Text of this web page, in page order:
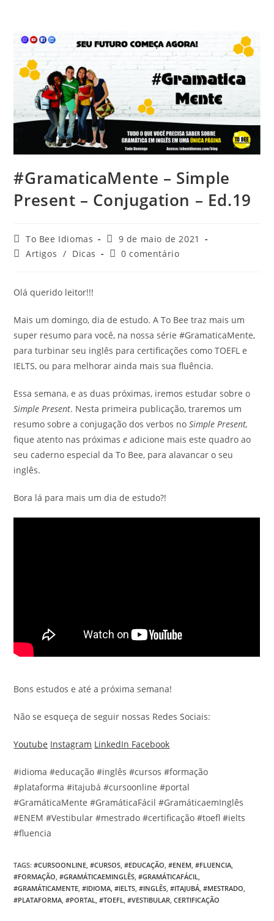
#GramaticaMente – Simple
Present – Conjugation – Ed.19
To Bee Idiomas
9 de maio de 2021
Artigos / Dicas 0 comentário
Olá querido leitor!!!
Mais um domingo, dia de estudo. A To Bee traz mais um
super resumo para você, na nossa série #GramaticaMente,
para turbinar seu inglês para certificações como TOEFL e
IELTS, ou para melhorar ainda mais sua fluência.
Essa semana, e as duas próximas, iremos estudar sobre o
Simple Present. Nesta primeira publicação, traremos um
resumo sobre a conjugação dos verbos noSimple Present,
fique atento nas próximase adicione mais este quadro ao
seu caderno especial da To Bee, para alavancar o seu
inglês.
Bora lá para mais um dia de estudo?!
Bons estudos e até a próxima semana!
Não se esqueça de seguir nossas Redes Sociais:
Youtube Instagram LinkedIn Facebook
#idioma #educação #inglês #cursos #formação
#plataforma #itajubá #cursoonline #portal
#GramáticaMente #GramáticaFácil #GramáticaemInglês
#ENEM #Vestibular #mestrado #certificação #toefl #ielts
#fluencia
TAGS:#CURSOONLINE, #CURSOS, #EDUCAÇÃO, #ENEM, #FLUENCIA,
#FORMAÇÃO, #GRAMÁTICAEMINGLÊS, #GRAMÁTICAFÁCIL,
#GRAMÁTICAMENTE, #IDIOMA, #IELTS, #INGLÊS, #ITAJUBÁ, #MESTRADO,
#PLATAFORMA, #PORTAL, #TOEFL, #VESTIBULAR, CERTIFICAÇÃO